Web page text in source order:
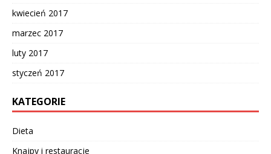
kwiecień 2017
marzec 2017
luty 2017
styczeń 2017
KATEGORIE
Dieta
Knajpy i restauracje